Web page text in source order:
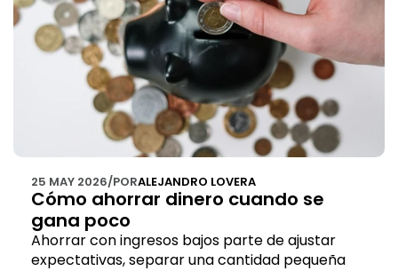
25 MAY 2026/PORALEJANDRO LOVERA
Cómo ahorrar dinero cuando se
gana poco
Ahorrar con ingresos bajos parte de ajustar
expectativas, separar una cantidad pequeña